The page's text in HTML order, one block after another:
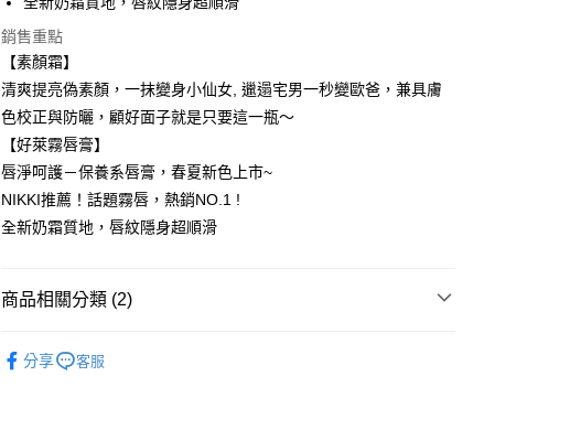
運送方式
全家取貨付款
每筆NT$85，滿NT$499(含以上)免運費
付款後全家取貨
每筆NT$85，滿NT$499(含以上)免運費
銷售重點
【素顏霜】
清爽提亮偽素顏，一抹變身小仙女, 邋遢宅男一秒變歐爸，兼具膚
色校正與防曬，顧好面子就是只要這一瓶～
【好萊霧唇膏】
唇淨呵護－保養系唇膏，春夏新色上市~
NIKKI推薦！話題霧唇，熱銷NO.1 !
全新奶霜質地，唇紋隱身超順滑
商品相關分類 (2)
分享 客服